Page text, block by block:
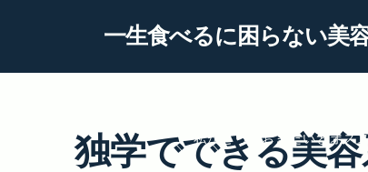
一生食べるに困らない美
私がとっておきたいとオス
独学でできる美